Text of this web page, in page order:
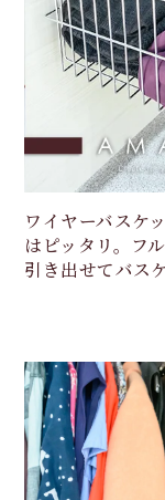
ワイヤーバスケ
はピッタリ。フ
引き出せてバス